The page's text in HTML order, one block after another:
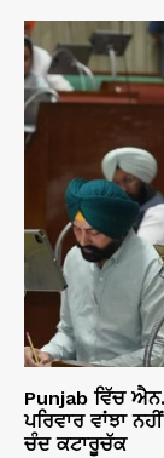
Punjab ਵਿੱਚ
ਪਰਿਵਾਰ ਵਾਂਝਾ
ਚੰਦ ਕਟਾਰੂਚੱਕ